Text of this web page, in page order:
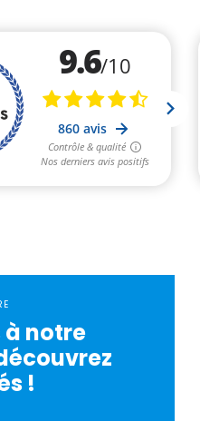
à notre
!